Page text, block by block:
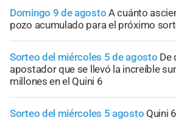
Domingo 9 de agosto A cuánto
pozo acumulado para el próximo
Sorteo del miércoles 5 de agosto De
apostador que se llevó la increíble
millones en el Quini 6
Sorteo del miércoles 5 agosto Quini